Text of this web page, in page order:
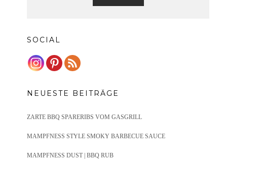
SOCIAL
NEUESTE BEITRÄGE
ZARTE BBQ SPARERIBS VOM GASGRILL
MAMPFNESS STYLE SMOKY BARBECUE SAUCE
MAMPFNESS DUST | BBQ RUB